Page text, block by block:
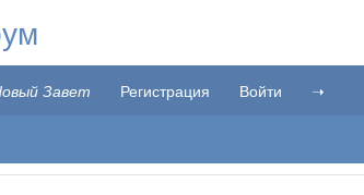
Завет Регистрация Войти ➝